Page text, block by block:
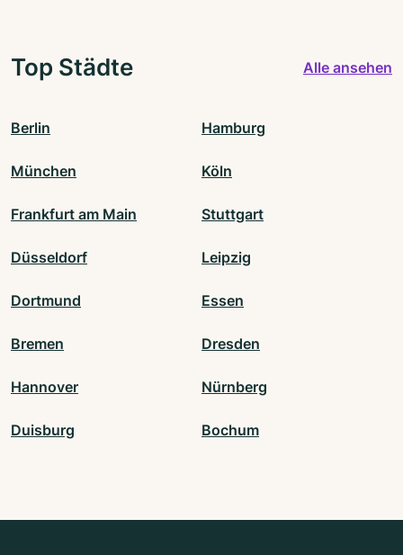
Top Städte Alle ansehen
Berlin Hamburg
München Köln
Frankfurt am Main Stuttgart
Düsseldorf Leipzig
Dortmund Essen
Bremen Dresden
Hannover Nürnberg
Duisburg Bochum